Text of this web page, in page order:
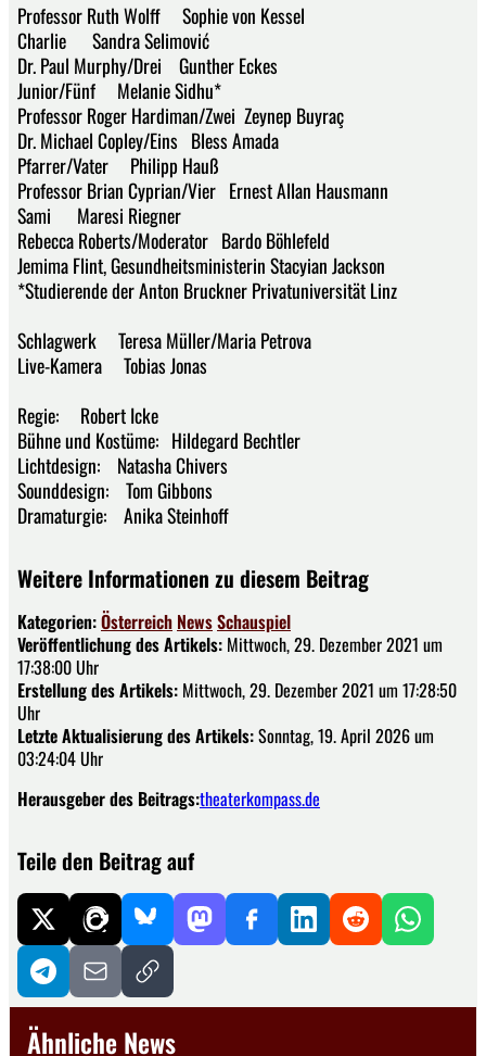
Professor Ruth Wolff Sophie von Kessel
Charlie Sandra Selimović
Dr. Paul Murphy/Drei Gunther Eckes
Junior/Fünf Melanie Sidhu*
Professor Roger Hardiman/Zwei Zeynep Buyraç
Dr. Michael Copley/Eins Bless Amada
Pfarrer/Vater Philipp Hauß
Professor Brian Cyprian/Vier Ernest Allan Hausmann
Sami Maresi Riegner
Rebecca Roberts/Moderator Bardo Böhlefeld
Jemima Flint, Gesundheitsministerin Stacyian Jackson
*Studierende der Anton Bruckner Privatuniversität Linz
Schlagwerk Teresa Müller/Maria Petrova
Live-Kamera Tobias Jonas
Regie: Robert Icke
Bühne und Kostüme: Hildegard Bechtler
Lichtdesign: Natasha Chivers
Sounddesign: Tom Gibbons
Dramaturgie: Anika Steinhoff
Weitere Informationen zu diesem Beitrag
Kategorien:Österreich NewsSchauspiel
Veröffentlichung des Artikels: Mittwoch, 29. Dezember 2021 um
17:38:00 Uhr
Erstellung des Artikels: Mittwoch, 29. Dezember 2021 um 17:28:50
Uhr
Letzte Aktualisierung des Artikels:Sonntag, 19. April 2026 um
03:24:04 Uhr
Herausgeber des Beitrags:theaterkompass.de
Teile den Beitrag auf
Ähnliche News